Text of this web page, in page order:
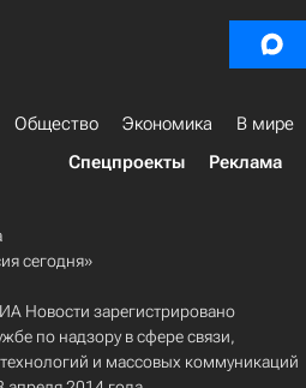
Общество Экономика В мире
Спецпроекты
Реклама
сегодня»
Новости зарегистрировано
по надзору в сфере связи,
и массовых коммуникаций